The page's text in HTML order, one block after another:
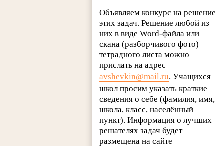
Объявляем конкурс на решение
этих задач. Решение любой из
них в виде Word-файла или
скана (разборчивого фото)
тетрадного листа можно
прислать на адрес
avshevkin@mail.ru. Учащихся
школ просим указать краткие
сведения о себе (фамилия, имя,
школа, класс, населённый
пункт). Информация о лучших
решателях задач будет
размещена на сайте